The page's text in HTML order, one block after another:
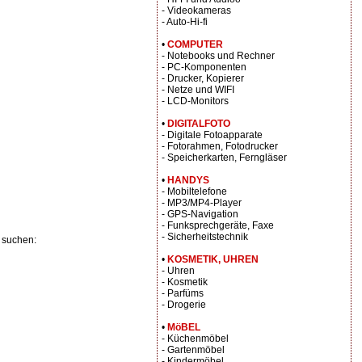
- Videokameras
- Auto-Hi-fi
• COMPUTER
- Notebooks und Rechner
- PC-Komponenten
- Drucker, Kopierer
- Netze und WIFI
- LCD-Monitors
• DIGITALFOTO
- Digitale Fotoapparate
- Fotorahmen, Fotodrucker
- Speicherkarten, Ferngläser
• HANDYS
- Mobiltelefone
- MP3/MP4-Player
- GPS-Navigation
- Funksprechgeräte, Faxe
- Sicherheitstechnik
• KOSMETIK, UHREN
- Uhren
- Kosmetik
- Parfüms
- Drogerie
• MöBEL
- Küchenmöbel
- Gartenmöbel